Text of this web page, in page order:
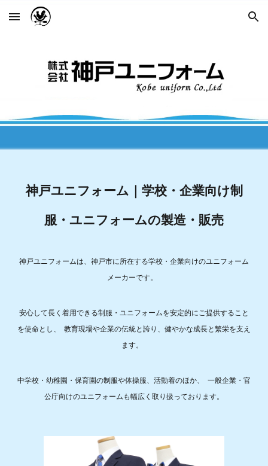
Skip to main content Skip to navigation
神戸ユニフォーム｜学校・企業向け制
服・ユニフォームの製造・販売
神戸ユニフォームは、神戸市に所在する学校・企業向けのユニフォーム
メーカーです。
安心して長く着用できる制服・ユニフォームを安定的にご提供すること
を使命とし、 教育現場や企業の伝統と誇り、健やかな成長と繁栄を支え
ます。
中学校・幼稚園・保育園の制服や体操服、活動着のほか、 一般企業・官
公庁向けのユニフォームも幅広く取り扱っております。